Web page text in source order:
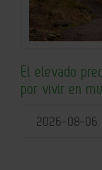
El elevado
por vivir en
2026-08-06